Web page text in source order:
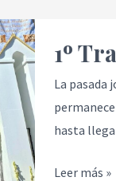
1º
La pasada
hasta
Traslado
Leer más »